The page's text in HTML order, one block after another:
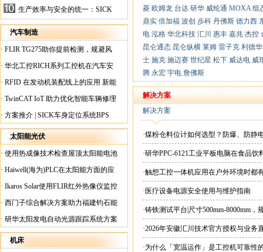
Turck Automation Suite）
生产效率与安全的统一：SICK
关于机器人技术传感器解决方案
的采访
汽车制造
· FLIR TG275助你提前检测，规避风
险！
· 华北工控RICH系列工控机在汽车安
全检测行业中的应用
· RFID 在发动机装配线上的应用 新能
源汽车爆炸频发？
· TwinCAT IoT 助力优化智能车辆修理
· 方案推介 | SICK车身定位系统BPS
太阳能光伏
· 使用热成像技术检查屋顶太阳能电池
板
· Haiwell(海为)PLC在太阳能方面的应
用
· Ikaros Solar使用FLIR红外热像仪监控
已装太阳能电池板
· 西门子综合解决方案助力福建钧石能
源飞速发展
· 研华太阳发电自动光源跟踪系统方案
机床
菱 欧姆龙 台达 研华 威纶通 MOXA 组
鼎实 倍加福 波创 步科 丹佛斯 德力西
电 泓格 华北科技 汇川 惠丰 嘉兆 杰控
昆仑通态 昆仑纵横 莱姆 雷子克 利德
士 施克 施迈赛 世纪星 松下 威达电 威
腾 永宏 宇电 詹佛斯
解决方案
解决方案
·煤粉仓料位计如何选型？防爆、防静
·研华PPC-6121工业平板电脑在食品
·触想工控一体机应用在户外环境时都
·医疗设备电源安全使用与维护指南
·铸铁测试平台|尺寸500mm-8000mm，
·2026年安徽汇川技术官方授权与业务
现货直供平台
·为什么「宽温运作」是工控机可靠性